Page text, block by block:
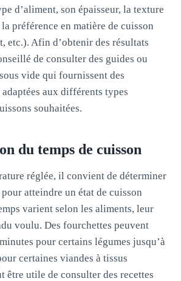
d’aliment, son épaisseur, la texture
préférence en matière de cuisson
etc.). Afin d’obtenir des résultats
de consulter des guides ou
vide qui fournissent des
aux différents types
souhaitées.
du temps de cuisson
réglée, il convient de déterminer
atteindre un état de cuisson
varient selon les aliments, leur
voulu. Des fourchettes peuvent
pour certains légumes jusqu’à
certaines viandes à tissus
être utile de consulter des recettes